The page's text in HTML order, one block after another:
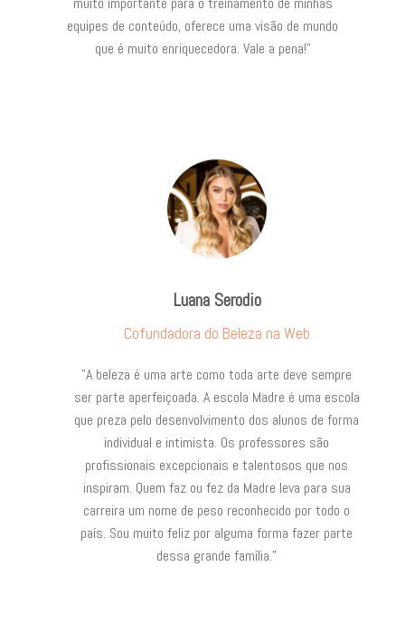
equipes de conteúdo, oferece uma visão de mundo
que é muito enriquecedora. Vale a pena!"
Luana Serodio
Cofundadora do Beleza na Web
"A beleza é uma arte como toda arte deve sempre
ser parte aperfeiçoada. A escola Madre é uma escola
que preza pelo desenvolvimento dos alunos de forma
individual e intimista. Os professores são
profissionais excepcionais e talentosos que nos
inspiram. Quem faz ou fez da Madre leva para sua
carreira um nome de peso reconhecido por todo o
país. Sou muito feliz por alguma forma fazer parte
dessa grande família."